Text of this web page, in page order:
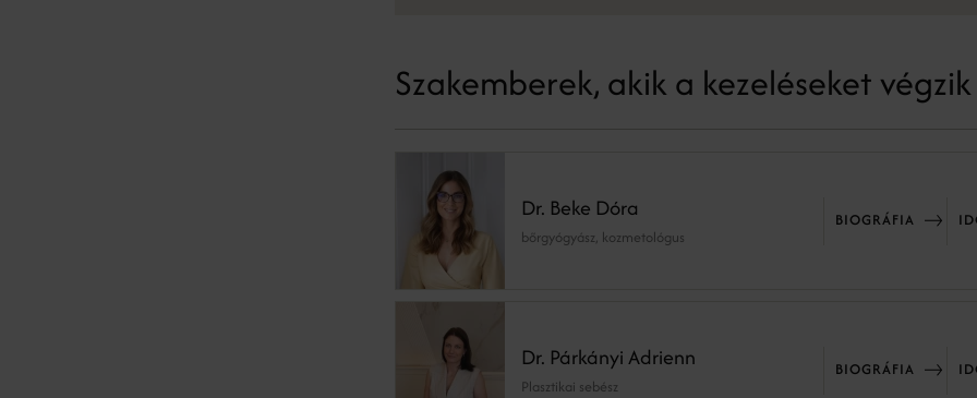
Szakemberek, akik a kezeléseket végzik
Dr. Beke Dóra
bőrgyógyász, kozmetológus
BIOGRÁFIA
Dr. Párkányi Adrienn
Plasztikai sebész
BIOGRÁFIA